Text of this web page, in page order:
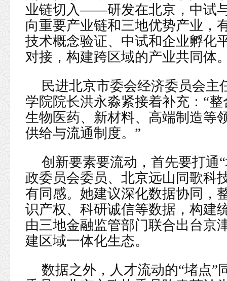
业链切入——研发在北京，中试
向重要产业链和三地优势产业，
技术概念验证、中试和企业孵化
对接，构建跨区域的产业共同体
民进北京市委会经济委员会主
学院院长洪永淼紧接着补充：“
生物医药、新材料、高端制造等
供给与流通制度。”
创新要素要流动，首先要打通
政委员会委员、北京远山同歌科
有同感。她建议深化数据协同，
识产权、科研诚信等数据，构建
由三地金融监管部门联合出台京
建区域一体化生态。
数据之外，人才流动的“堵点”